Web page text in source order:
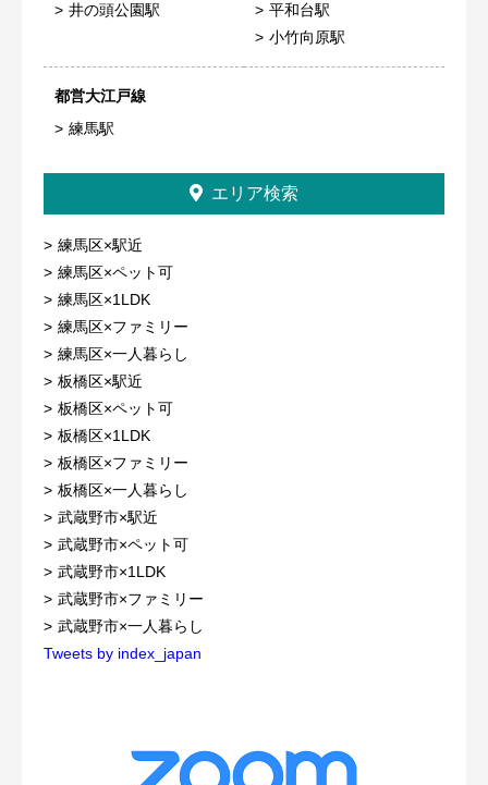
井の頭公園駅
平和台駅
小竹向原駅
都営大江戸線
練馬駅
エリア検索
練馬区×駅近
練馬区×ペット可
練馬区×1LDK
練馬区×ファミリー
練馬区×一人暮らし
板橋区×駅近
板橋区×ペット可
板橋区×1LDK
板橋区×ファミリー
板橋区×一人暮らし
武蔵野市×駅近
武蔵野市×ペット可
武蔵野市×1LDK
武蔵野市×ファミリー
武蔵野市×一人暮らし
Tweets by index_japan